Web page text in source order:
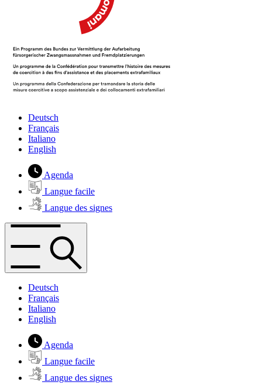
Deutsch
Français
Italiano
English
Agenda
Langue facile
Langue des signes
Deutsch
Français
Italiano
English
Agenda
Langue facile
Langue des signes